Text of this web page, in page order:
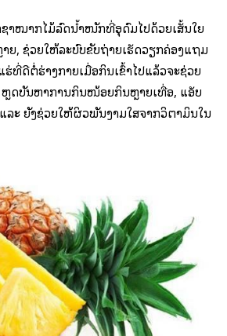
ຊາໝາກໄມ້ລົດນ້ຳໜັກທີ່ອຸດົມໄປດ້ວຍເສັ້ນໃຍ
ຍ, ຊ່ວຍໃຫ້ລະບົບຂັບຖ່າຍເຮັດວຽກຄ່ອງແຖມ
ທີ່ດີຕໍ່ຮ່າງກາຍເມື່ອກິນເຂົ້າໄປແລ້ວຈະຊ່ວຍ
ດບັນຫາການກິນໜ້ອຍກິນຫຼາຍເທື່ອ, ແອັບ
ະ ຍັງຊ່ວຍໃຫ້ຜິວພັນງາມໃສຈາກວິຕາມິນໃນ